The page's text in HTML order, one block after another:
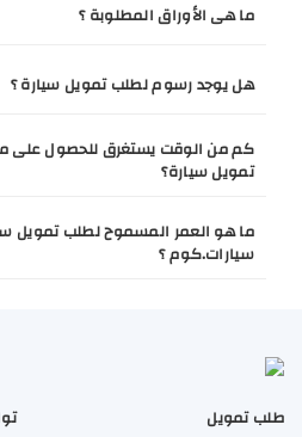
ما هى الأوراق المطلوبة ؟
هل يوجد رسوم لطلب تمويل سيارة ؟
كم من الوقت يستغرق للحصول على
تمويل سيارة؟
ما هو العمر المسموح لطلب تمويل
سيارات.كوم ؟
طلب تمويل